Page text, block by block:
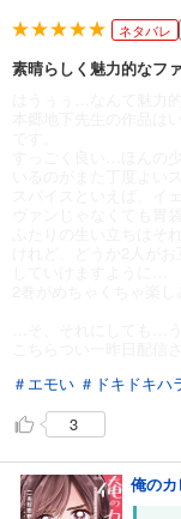
ネタバレ
素晴らしく魅力的なフ
＃エモい ＃ドキドキハ
3